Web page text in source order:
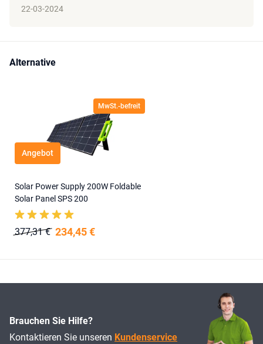
22-03-2024
Alternative
Angebot
MwSt.-befreit
Solar Power Supply 200W Foldable
Solar Panel SPS 200
377,31 € 234,45 €
Brauchen Sie Hilfe?
Kontaktieren Sie unseren Kundenservice